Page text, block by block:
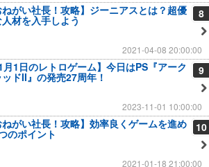
8
ねがい社長！攻略】ジーニアスとは？超優
材を入手しよう
2021-04-08 20:00:00
9
月1日のレトロゲーム】今日はPS『アーク
ドII』の発売27周年！
2023-11-01 10:00:00
10
ねがい社長！攻略】効率良くゲームを進め
のポイント
2021-01-18 21:00:00